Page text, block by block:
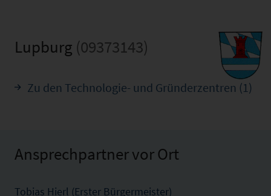
Lupburg (09373143)
Zu den Technologie- und Gründerzentren (1)
Ansprechpartner vor Ort
Tobias Hierl (Erster Bürgermeister)